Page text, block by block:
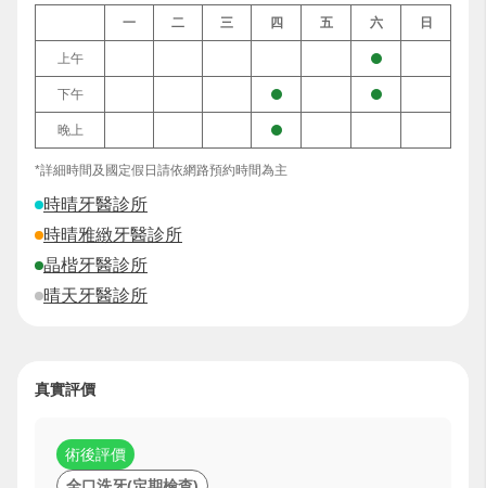
一 二 三 四 五 六 日
上午
下午
晚上
*詳細時間及國定假日請依網路預約時間為主
時晴牙醫診所
時晴雅緻牙醫診所
晶楷牙醫診所
晴天牙醫診所
真實評價
術後評價